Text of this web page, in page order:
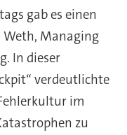
gab es einen
Weth, Managing
In dieser
verdeutlichte
im
zu